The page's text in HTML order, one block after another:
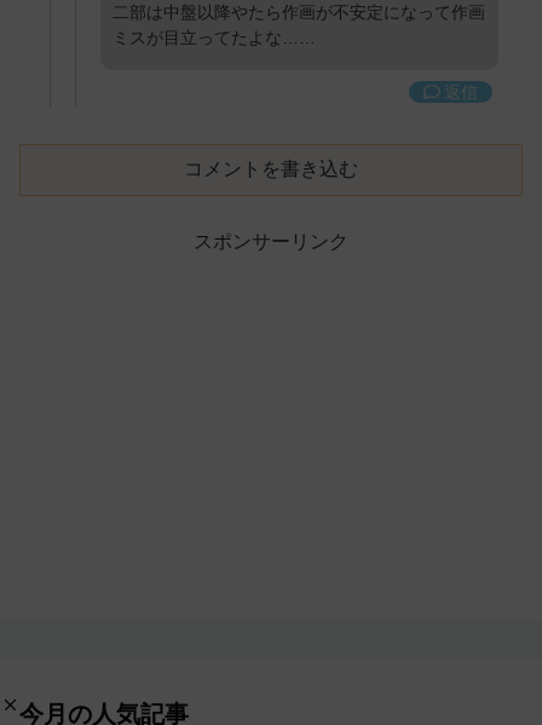
二部は中盤以降やたら作画が不安定になって作画
ミスが目立ってたよな……
返信
コメントを書き込む
スポンサーリンク
今月の人気記事